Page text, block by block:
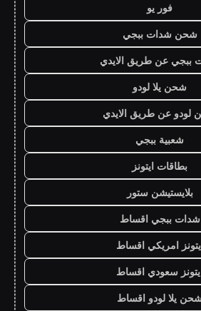
فور يو
شحن شدات ببجي
ببجي عن طريق الايدي
شحن يلا لودو
لودو عن طريق الايدي
شعبية ببجي
بطاقات ايتونز
بلايستيشن ستور
شدات ببجي اقساط
امريكي اقساط
سعودي اقساط
شحن يلا لودو اقساط